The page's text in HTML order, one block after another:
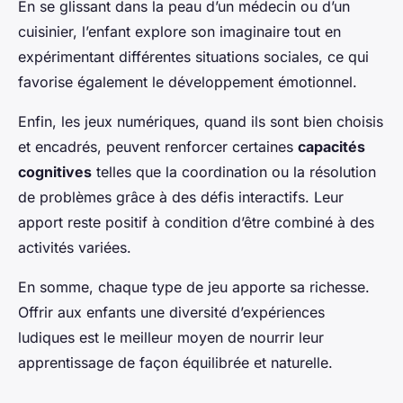
En se glissant dans la peau d’un médecin ou d’un
cuisinier, l’enfant explore son imaginaire tout en
expérimentant différentes situations sociales, ce qui
favorise également le développement émotionnel.
Enfin, les jeux numériques, quand ils sont bien choisis
et encadrés, peuvent renforcer certaines capacités
cognitives telles que la coordination ou la résolution
de problèmes grâce à des défis interactifs. Leur
apport reste positif à condition d’être combiné à des
activités variées.
En somme, chaque type de jeu apporte sa richesse.
Offrir aux enfants une diversité d’expériences
ludiques est le meilleur moyen de nourrir leur
apprentissage de façon équilibrée et naturelle.